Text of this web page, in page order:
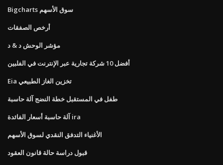
Bigcharts سوق الأسهم
أرخص الصفقات
مؤشر الوحش د & د
أفضل 10 شركة تجارية عبر الإنترنت في الفلبين
Eia تخزين الغاز الطبيعي
طفل في المستقبل خطة النضج آلة حاسبة
آلة حاسبة أسعار الفائدة ira
الأغنياء التدفق النقدي لسوق الأسهم
قبول دراسة حالة قانون العقود